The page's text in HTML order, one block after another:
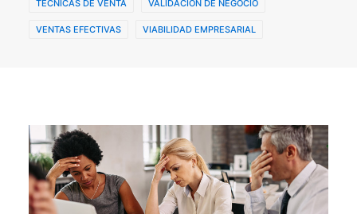
TÉCNICAS DE VENTA VALIDACIÓN DE NEGOCIO
VENTAS EFECTIVAS VIABILIDAD EMPRESARIAL